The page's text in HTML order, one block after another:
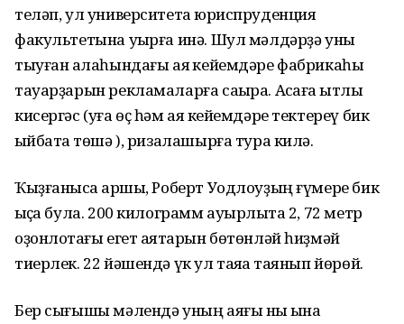
теләп, ул университетҡа юриспруденция
факультетына уҡырға инә. Шул мәлдәрҙә уны
тыуған ҡалаһындағы аяҡ кейемдәре фабрикаһы
тауарҙарын рекламаларға саҡыра. Аҡсаға ҡытлыҡ
кисергәс (уға өҫ һәм аяҡ кейемдәре тектереү бик
ҡыйбатҡа төшә ), ризалашырға тура килә.
Ҡыҙғанысҡа ҡаршы, Роберт Уодлоуҙың ғүмере бик
ҡыҫҡа була. 200 килограмм ауырлыҡта 2, 72 метр
оҙонлоҡтағы егет аяҡтарын бөтөнләй һиҙмәй
тиерлек. 22 йәшендә үк ул таяҡҡа таянып йөрөй.
Бер сығышы мәлендә уның аяғы ныҡ ҡына